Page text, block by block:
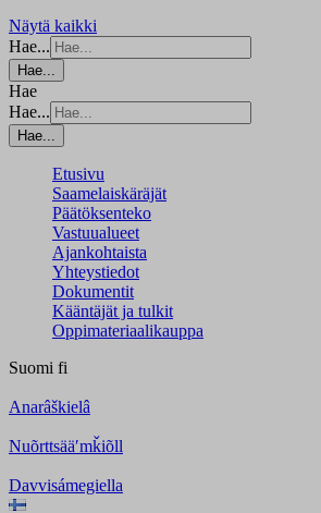
Näytä kaikki
Hae...
Hae...
Hae
Hae...
Hae...
Etusivu
Saamelaiskäräjät
Päätöksenteko
Vastuualueet
Ajankohtaista
Yhteystiedot
Dokumentit
Kääntäjät ja tulkit
Oppimateriaalikauppa
Suomi fi
Anarâškielâ
Nuõrttsääʹmǩiõll
Davvisámegiella